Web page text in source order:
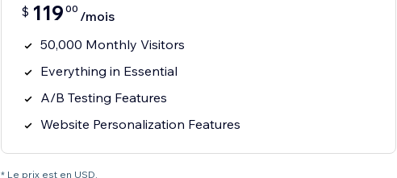
$ 119 00 /mois
50,000 Monthly Visitors
Everything in Essential
A/B Testing Features
Website Personalization Features
* Le prix est en USD.